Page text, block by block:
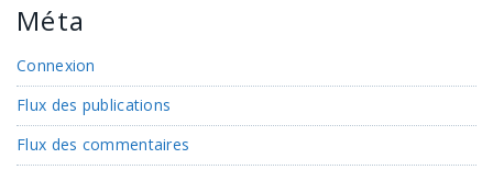
Méta
Connexion
Flux des publications
Flux des commentaires